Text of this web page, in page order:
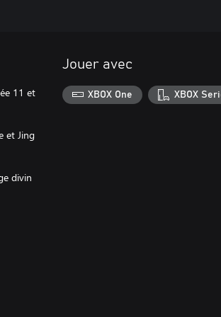
11 et
et Jing
divin
Jouer avec
XBOX One XBOX